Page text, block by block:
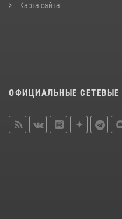
Карта сайта
ОФИЦИАЛЬНЫЕ СЕТЕВЫЕ